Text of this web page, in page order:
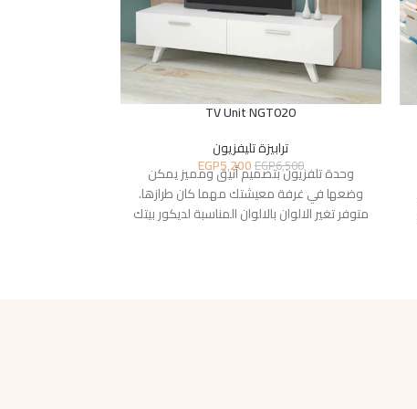
TV Unit NGT020
ترابيزة تليفزيون
EGP6,500
EGP5,200
وحدة تلفزيون بتصميم أنيق ومميز يمكن
وضعها في غرفة معيشتك مهما كان طرازها.
متوفر تغير الالوان بالالوان المناسبة لديكور بيتك